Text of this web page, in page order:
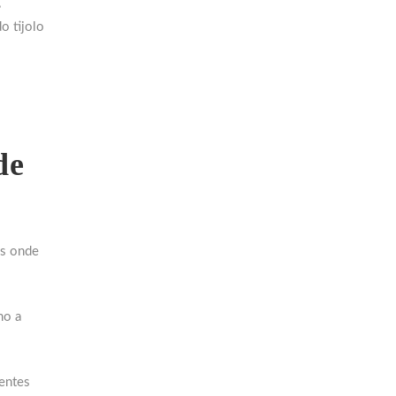
tijolo
onde
a